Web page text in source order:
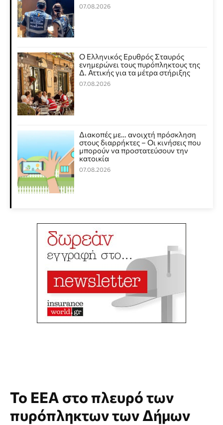
07.08.2026
Ο Ελληνικός Ερυθρός Σταυρός
ενημερώνει τους πυρόπληκτους της
Δ. Αττικής για τα μέτρα στήριξης
07.08.2026
Διακοπές με… ανοιχτή πρόσκληση
στους διαρρήκτες – Οι κινήσεις που
μπορούν να προστατεύσουν την
κατοικία
07.08.2026